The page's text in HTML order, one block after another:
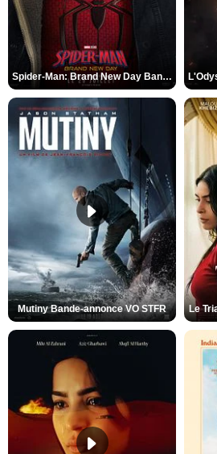
Spider-Man: Brand New Day Bande-annonce VO STFR
Mutiny Bande-annonce VO STFR Le